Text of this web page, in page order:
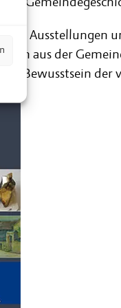
Ausstellungen
aus der
Bewusstsein der